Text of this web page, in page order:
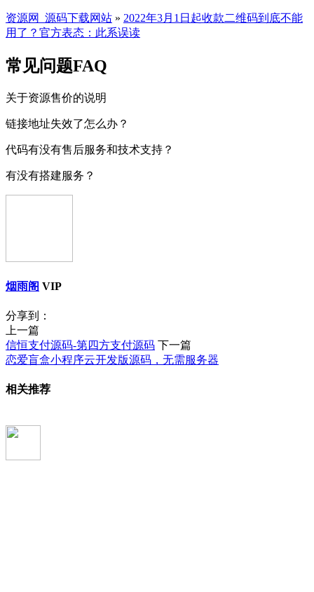
资源网_源码下载网站 » 2022年3月1日起收款二维码到底不能
用了？官方表态：此系误读
常见问题FAQ
关于资源售价的说明
链接地址失效了怎么办？
代码有没有售后服务和技术支持？
有没有搭建服务？
烟雨阁 VIP
分享到：
上一篇
信恒支付源码-第四方支付源码 下一篇
恋爱盲盒小程序云开发版源码，无需服务器
相关推荐